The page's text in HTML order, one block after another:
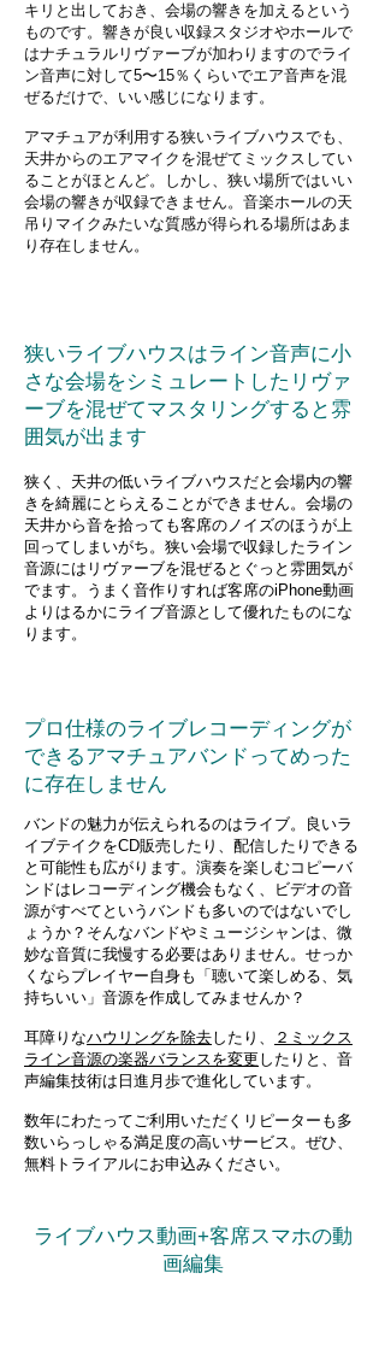
キリと出しておき、会場の響きを加えるという
ものです。響きが良い収録スタジオやホールで
はナチュラルリヴァーブが加わりますのでライ
ン音声に対して5〜15％くらいでエア音声を混
ぜるだけで、いい感じになります。
アマチュアが利用する狭いライブハウスでも、
天井からのエアマイクを混ぜてミックスしてい
ることがほとんど。しかし、狭い場所ではいい
会場の響きが収録できません。音楽ホールの天
吊りマイクみたいな質感が得られる場所はあま
り存在しません。
狭いライブハウスはライン音声に小
さな会場をシミュレートしたリヴァ
ーブを混ぜてマスタリングすると雰
囲気が出ます
狭く、天井の低いライブハウスだと会場内の響
きを綺麗にとらえることができません。会場の
天井から音を拾っても客席のノイズのほうが上
回ってしまいがち。狭い会場で収録したライン
音源にはリヴァーブを混ぜるとぐっと雰囲気が
でます。うまく音作りすれば客席のiPhone動画
よりはるかにライブ音源として優れたものにな
ります。
プロ仕様のライブレコーディングが
できるアマチュアバンドってめった
に存在しません
バンドの魅力が伝えられるのはライブ。良いラ
イブテイクをCD販売したり、配信したりできる
と可能性も広がります。演奏を楽しむコピーバ
ンドはレコーディング機会もなく、ビデオの音
源がすべてというバンドも多いのではないでし
ょうか？そんなバンドやミュージシャンは、微
妙な音質に我慢する必要はありません。せっか
くならプレイヤー自身も「聴いて楽しめる、気
持ちいい」音源を作成してみませんか？
耳障りなハウリングを除去したり、
２ミックス
ライン音源の楽器バランスを変更 したりと、音
声編集技術は日進月歩で進化しています。
数年にわたってご利用いただくリピーターも多
数いらっしゃる満足度の高いサービス。ぜひ、
無料トライアルにお申込みください。
ライブハウス動画+客席スマホの動
画編集